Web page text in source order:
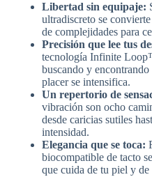
Libertad sin equipaje:
ultradiscreto se
de complejidades para
Precisión que lee tus
tecnología Infinite
buscando y
placer se intensifica.
Un repertorio de
vibración son ocho
desde caricias sutiles
intensidad.
Elegancia que se toca:
biocompatible de tacto
que cuida de tu piel y